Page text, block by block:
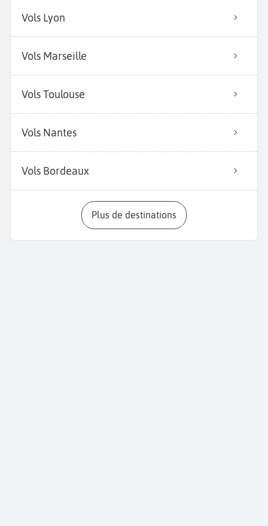
Vols Lyon
Vols Marseille
Vols Toulouse
Vols Nantes
Vols Bordeaux
Plus de destinations